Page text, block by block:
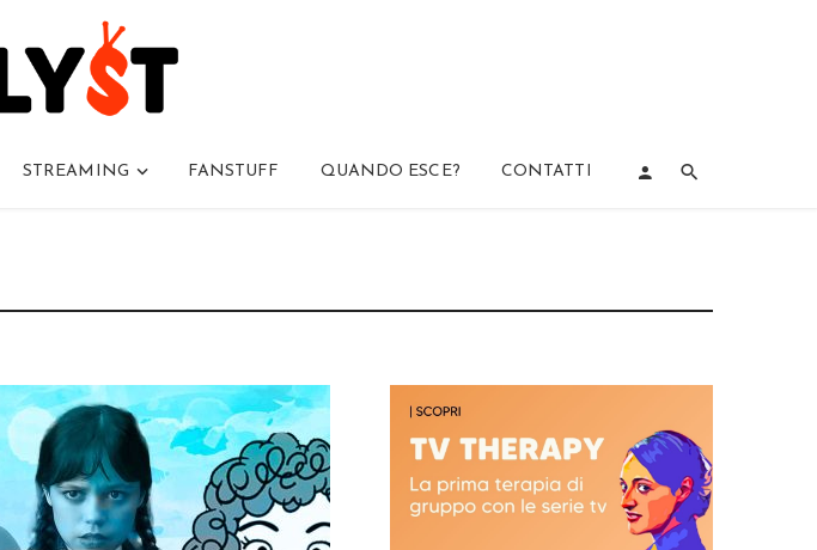
STREAMING FANSTUFF QUANDO ESCE? CONTATTI